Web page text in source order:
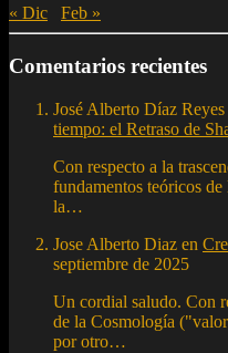
« Dic
Feb »
Comentarios recientes
José Alberto Díaz Reyes
tiempo: el Retraso de
Con respecto a la
fundamentos teóricos
la…
Jose Alberto Diaz en
septiembre de 2025
Un cordial saludo. Con
de la Cosmología
por otro…